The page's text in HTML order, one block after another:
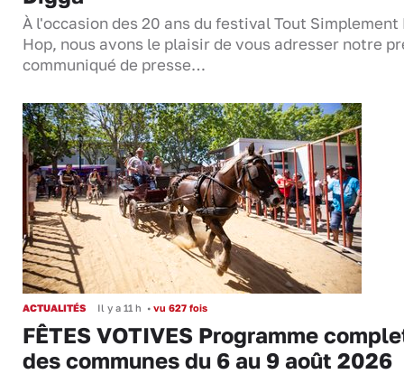
À l'occasion des 20 ans du festival Tout Simplement
Hop, nous avons le plaisir de vous adresser notre
communiqué de presse…
ACTUALITÉS Il y a 11 h • vu 627 fois
FÊTES VOTIVES Programme
des communes du 6 au 9 août 2026